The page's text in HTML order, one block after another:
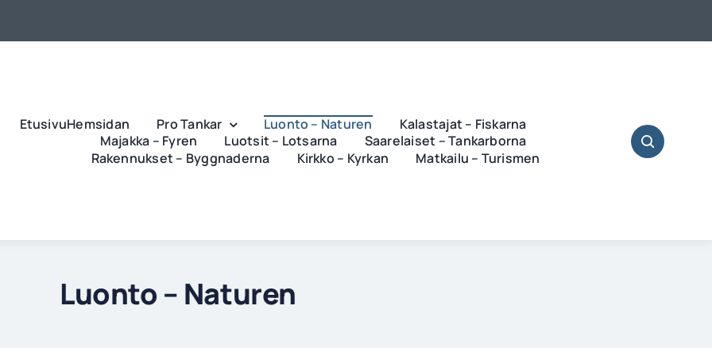
EtusivuHemsidan Pro Tankar Luonto – Naturen
Kalastajat – Fiskarna
Majakka – Fyren
Luotsit – Lotsarna
Saarelaiset – Tankarborna
Rakennukset – Byggnaderna
Kirkko – Kyrkan Matkailu – Turismen
Luonto – Naturen